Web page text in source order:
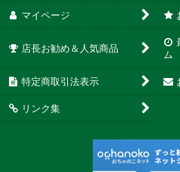
マイページ
店長お勧め＆人気商品
ム
特定商取引法表示
リンク集